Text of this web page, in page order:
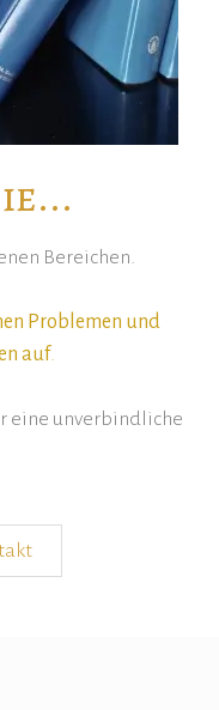
Bereichen.
Problemen und
auf.
eine unverbindliche